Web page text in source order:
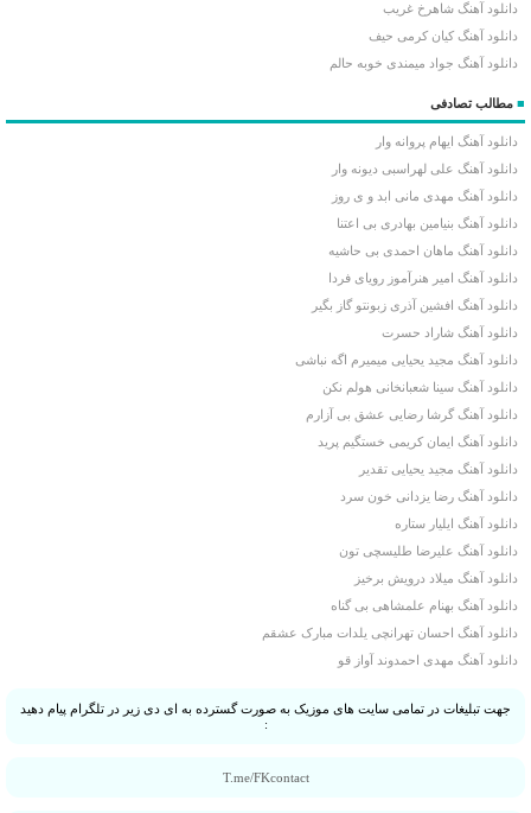
دانلود آهنگ شاهرخ غریب
دانلود آهنگ کیان کرمی حیف
دانلود آهنگ جواد میمندی خوبه حالم
■ مطالب تصادفی
دانلود آهنگ ایهام پروانه وار
دانلود آهنگ علی لهراسبی دیونه وار
دانلود آهنگ مهدی مانی ابد و ی روز
دانلود آهنگ بنیامین بهادری بی اعتنا
دانلود آهنگ ماهان احمدی بی حاشیه
دانلود آهنگ امیر هنرآموز رویای فردا
دانلود آهنگ افشین آذری زبونتو گاز بگیر
دانلود آهنگ شاراد حسرت
دانلود آهنگ مجید یحیایی میمیرم اگه نباشی
دانلود آهنگ سینا شعبانخانی هولم نکن
دانلود آهنگ گرشا رضایی عشق بی آزارم
دانلود آهنگ ایمان کریمی خستگیم پرید
دانلود آهنگ مجید یحیایی تقدیر
دانلود آهنگ رضا یزدانی خون سرد
دانلود آهنگ ایلیار ستاره
دانلود آهنگ علیرضا طلیسچی تون
دانلود آهنگ میلاد درویش برخیز
دانلود آهنگ بهنام علمشاهی بی گناه
دانلود آهنگ احسان تهرانچی یلدات مبارک عشقم
دانلود آهنگ مهدی احمدوند آواز قو
جهت تبلیغات در تمامی سایت های موزیک به صورت گسترده به ای دی زیر در تلگرام پیام دهید
:
T.me/FKcontact